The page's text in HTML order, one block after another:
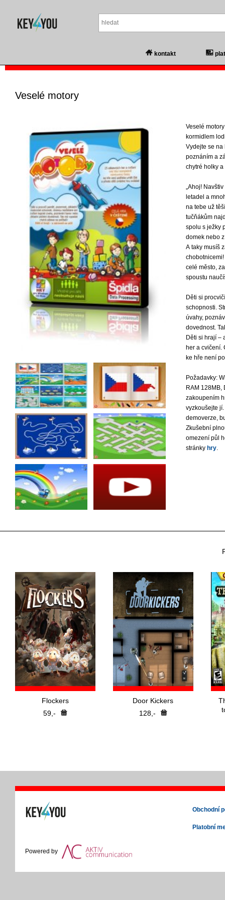
kontakt
Veselé motory
Veselé
kormidlem
Vydejte se na
poznáním a
chytré holky
„Ahoj!
letadel a
na tebe už
tučňákům
spolu s ježky
domek nebo
A taky musíš
celé město,
spoustu
Děti si
schopnosti.
úvahy,
dovednost.
Děti si hrají –
her a cvičení.
ke hře není
Požadavky:
RAM 128MB,
zakoupením
vyzkoušejte
demoverze,
Zkušební
omezení půl
stránky hry.
Flockers
59,-
Door Kickers
128,-
Powered by
Obchodní
Platobní